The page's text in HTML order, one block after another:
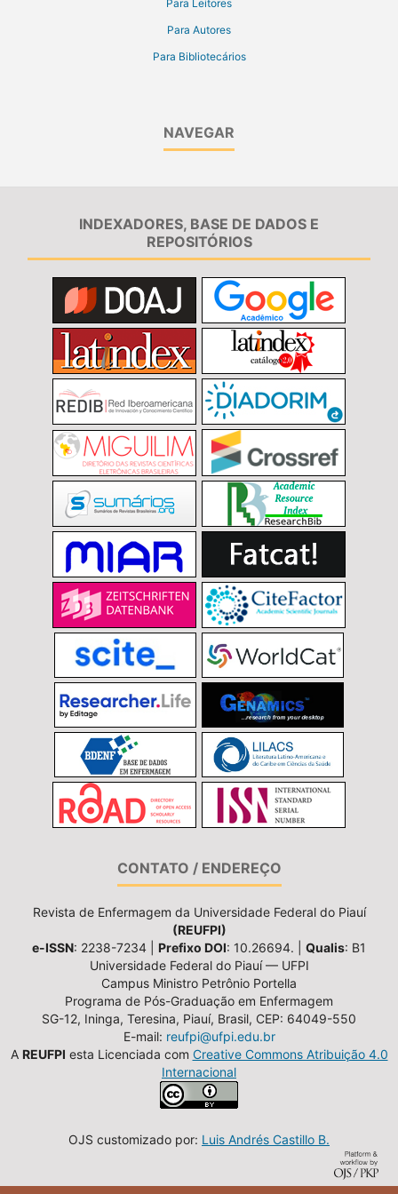
Para Leitores
Para Autores
Para Bibliotecários
NAVEGAR
INDEXADORES, BASE DE DADOS E
REPOSITÓRIOS
CONTATO / ENDEREÇO
Revista de Enfermagem da Universidade Federal do Piauí
(REUFPI)
e-ISSN: 2238-7234 | Prefixo DOI: 10.26694. | Qualis: B1
Universidade Federal do Piauí — UFPI
Campus Ministro Petrônio Portella
Programa de Pós-Graduação em Enfermagem
SG-12, Ininga, Teresina, Piauí, Brasil, CEP: 64049-550
E-mail: reufpi@ufpi.edu.br
A REUFPI esta Licenciada com Creative Commons Atribuição 4.0
Internacional
OJS customizado por: Luis Andrés Castillo B.